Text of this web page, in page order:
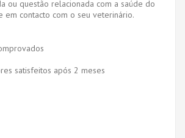
ou questão relacionada com a saúde do
em contacto com o seu veterinário.
satisfeitos após 2 meses